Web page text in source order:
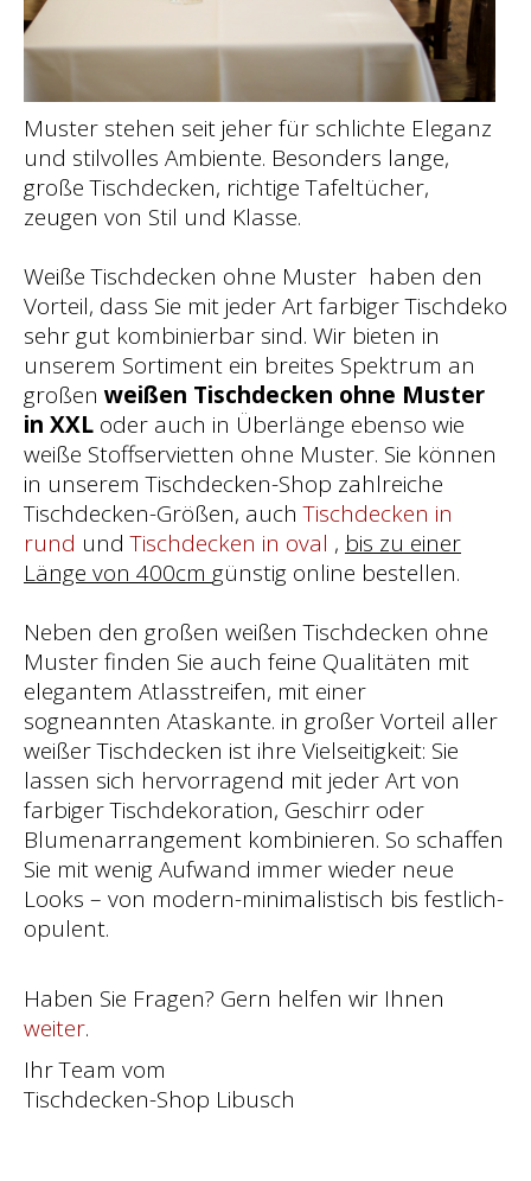
Muster stehen seit jeher für schlichte Eleganz
und stilvolles Ambiente. Besonders lange,
große Tischdecken, richtige Tafeltücher,
zeugen von Stil und Klasse.
Weiße Tischdecken ohne Muster haben den
Vorteil, dass Sie mit jeder Art farbiger Tischdeko
sehr gut kombinierbar sind. Wir bieten in
unserem Sortiment ein breites Spektrum an
großen weißen Tischdecken ohne Muster
in XXL oder auch in Überlänge ebenso wie
weiße Stoffservietten ohne Muster. Sie können
in unserem Tischdecken-Shop zahlreiche
Tischdecken-Größen, auchTischdecken in
rund undTischdecken in oval , bis zu einer
Länge von 400cm günstig online bestellen.
Neben den großen weißen Tischdecken ohne
Muster finden Sie auch feine Qualitäten mit
elegantem Atlasstreifen, mit einer
sogneannten Ataskante. in großer Vorteil aller
weißer Tischdecken ist ihre Vielseitigkeit: Sie
lassen sich hervorragend mit jeder Art von
farbiger Tischdekoration, Geschirr oder
Blumenarrangement kombinieren. So schaffen
Sie mit wenig Aufwand immer wieder neue
Looks – von modern-minimalistisch bis festlich-
opulent.
Haben Sie Fragen? Gern helfen wir Ihnen
weiter.
Ihr Team vom
Tischdecken-Shop Libusch